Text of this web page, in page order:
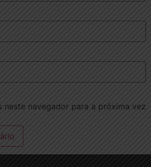
neste navegador para a próxima vez